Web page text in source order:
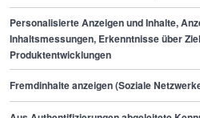
Finde den
der zu dir
Personalisierte Anzeigen und Inhalte,
Inhaltsmessungen, Erkenntnisse über
Produktentwicklungen
Fremdinhalte anzeigen (Soziale